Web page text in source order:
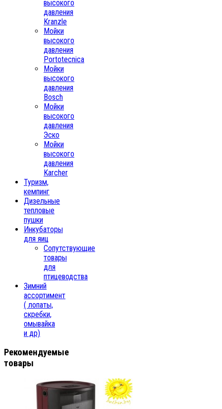
высокого
давления
Kranzle
Мойки
высокого
давления
Portotecnica
Мойки
высокого
давления
Bosch
Мойки
высокого
давления
Эско
Мойки
высокого
давления
Karcher
Туризм,
кемпинг
Дизельные
тепловые
пушки
Инкубаторы
для яиц
Сопутствующие
товары
для
птицеводства
Зимний
ассортимент
( лопаты,
скребки,
омывайка
и др)
Рекомендуемые
товары